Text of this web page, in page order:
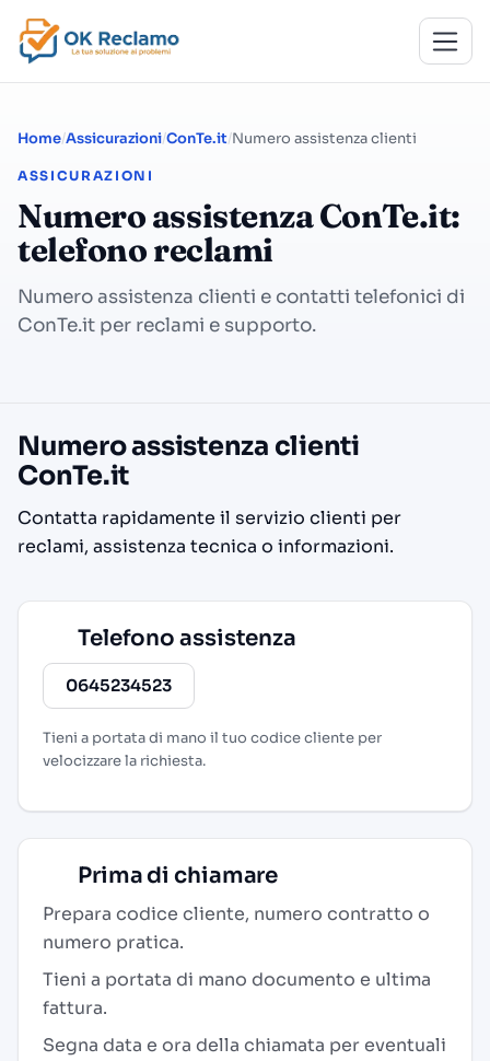
Home Assicurazioni ConTe.it Numero assistenza clienti
ASSICURAZIONI
Numero assistenza ConTe.it:
telefono reclami
Numero assistenza clienti e contatti telefonici di
ConTe.it per reclami e supporto.
Numero assistenza clienti
ConTe.it
Contatta rapidamente il servizio clienti per
reclami, assistenza tecnica o informazioni.
Telefono assistenza
0645234523
Tieni a portata di mano il tuo codice cliente per
velocizzare la richiesta.
Prima di chiamare
Prepara codice cliente, numero contratto o
numero pratica.
Tieni a portata di mano documento e ultima
fattura.
Segna data e ora della chiamata per eventuali